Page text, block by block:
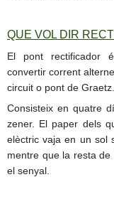
QUE VOL DIR
El pont rectificador
convertir corrent
circuit o pont de Graetz.
Consisteix en quatre
zener. El paper dels
elèctric vaja en un sol
mentre que la resta
el senyal.